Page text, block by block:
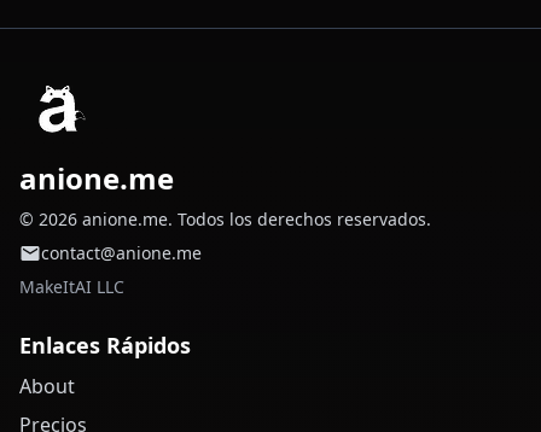
anione.me
© 2026 anione.me. Todos los derechos reservados.
contact@anione.me
MakeItAI LLC
Enlaces Rápidos
About
Precios